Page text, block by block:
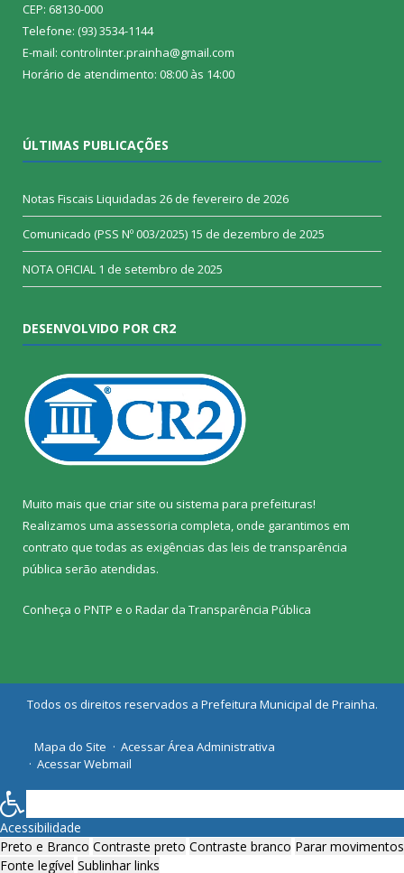
CEP: 68130-000
Telefone: (93) 3534-1144
E-mail: controlinter.prainha@gmail.com
Horário de atendimento: 08:00 às 14:00
ÚLTIMAS PUBLICAÇÕES
Notas Fiscais Liquidadas 26 de fevereiro de 2026
Comunicado (PSS Nº 003/2025) 15 de dezembro de 2025
NOTA OFICIAL 1 de setembro de 2025
DESENVOLVIDO POR CR2
Muito mais que criar site ou sistema para prefeituras!
Realizamos uma assessoria completa, onde garantimos em
contrato que todas as exigências das leis de transparência
pública serão atendidas.
Conheça o PNTP e o Radar da Transparência Pública
Todos os direitos reservados a Prefeitura Municipal de Prainha.
Mapa do Site
Acessar Área Administrativa
Acessar Webmail
Acessibilidade
Preto e Branco Contraste preto Contraste branco Parar movimentos
Fonte legível Sublinhar links